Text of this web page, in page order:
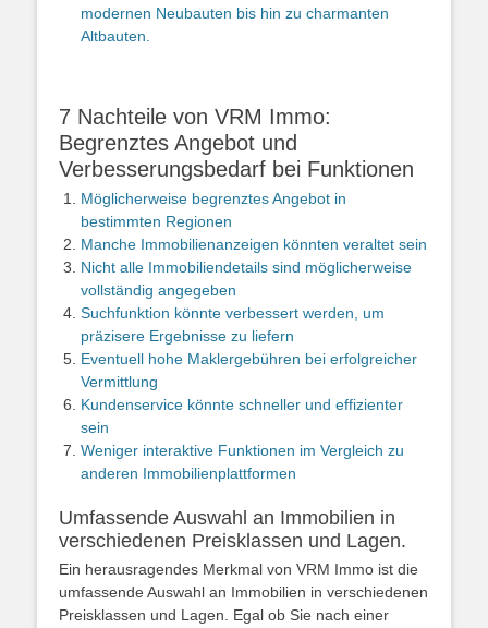
modernen Neubauten bis hin zu charmanten
Altbauten.
7 Nachteile von VRM Immo:
Begrenztes Angebot und
Verbesserungsbedarf bei Funktionen
Möglicherweise begrenztes Angebot in
bestimmten Regionen
Manche Immobilienanzeigen könnten veraltet sein
Nicht alle Immobiliendetails sind möglicherweise
vollständig angegeben
Suchfunktion könnte verbessert werden, um
präzisere Ergebnisse zu liefern
Eventuell hohe Maklergebühren bei erfolgreicher
Vermittlung
Kundenservice könnte schneller und effizienter
sein
Weniger interaktive Funktionen im Vergleich zu
anderen Immobilienplattformen
Umfassende Auswahl an Immobilien in
verschiedenen Preisklassen und Lagen.
Ein herausragendes Merkmal von VRM Immo ist die
umfassende Auswahl an Immobilien in verschiedenen
Preisklassen und Lagen. Egal ob Sie nach einer